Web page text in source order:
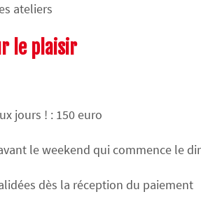
ateliers
le plaisir
jours ! : 150 euro
le weekend qui commence le
dès la réception du paiement